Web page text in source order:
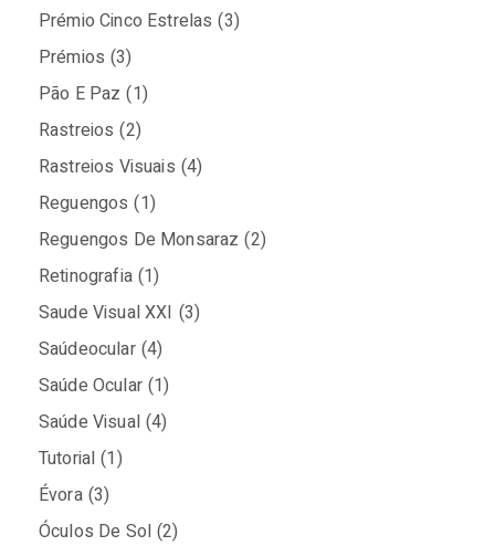
Prémio Cinco Estrelas (3)
Prémios (3)
Pão E Paz (1)
Rastreios (2)
Rastreios Visuais (4)
Reguengos (1)
Reguengos De Monsaraz (2)
Retinografia (1)
Saude Visual XXI (3)
Saúdeocular (4)
Saúde Ocular (1)
Saúde Visual (4)
Tutorial (1)
Évora (3)
Óculos De Sol (2)